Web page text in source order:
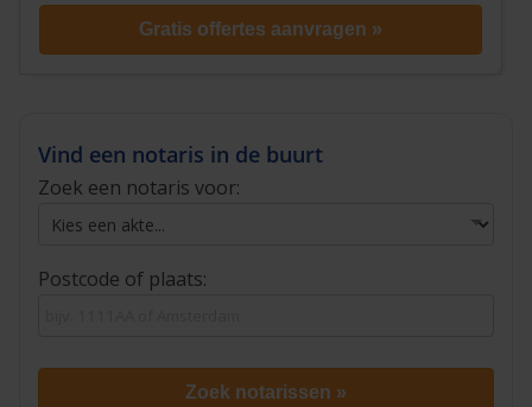
Gratis offertes aanvragen »
Vind een notaris in de buurt
Zoek een notaris voor:
Postcode of plaats:
Zoek notarissen »